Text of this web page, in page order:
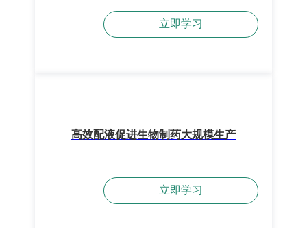
立即学习
高效配液促进生物制药大规模生产
立即学习